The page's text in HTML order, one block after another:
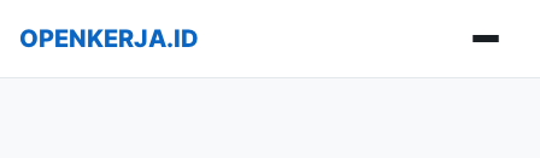
OPENKERJA.ID